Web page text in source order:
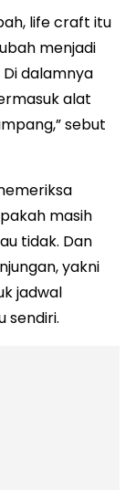
life craft itu
menjadi
dalamnya
alat
sebut
masih
tidak. Dan
yakni
jadwal
sendiri.